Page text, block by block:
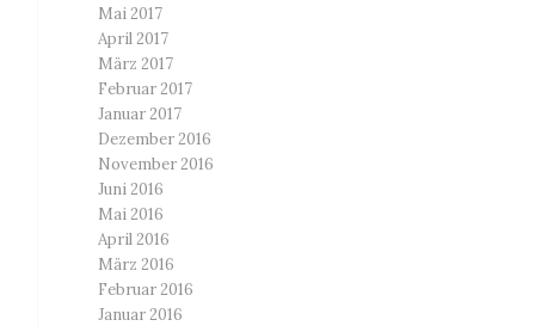
Mai 2017
April 2017
März 2017
Februar 2017
Januar 2017
Dezember 2016
November 2016
Juni 2016
Mai 2016
April 2016
März 2016
Februar 2016
Januar 2016